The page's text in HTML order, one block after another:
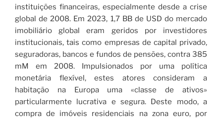
instituições financeiras, especialmente desde a crise
global de 2008. Em 2023, 1,7 BB de USD do mercado
imobiliário global eram geridos por investidores
institucionais, tais como empresas de capital privado,
seguradoras, bancos e fundos de pensões, contra 385
mM em 2008. Impulsionados por uma política
monetária flexível, estes atores consideram a
habitação na Europa uma «classe de ativos»
particularmente lucrativa e segura. Deste modo, a
compra de imóveis residenciais na zona euro, por